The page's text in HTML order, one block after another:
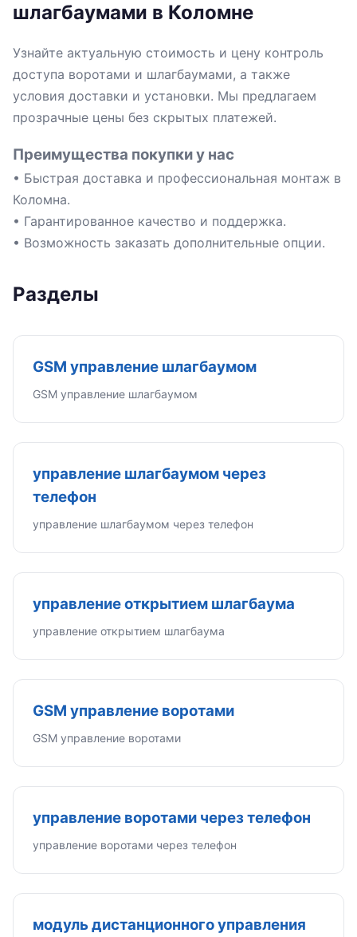
шлагбаумами в Коломне
Узнайте актуальную стоимость и цену контроль
доступа воротами и шлагбаумами, а также
условия доставки и установки. Мы предлагаем
прозрачные цены без скрытых платежей.
Преимущества покупки у нас
• Быстрая доставка и профессиональная монтаж в
Коломна.
• Гарантированное качество и поддержка.
• Возможность заказать дополнительные опции.
Разделы
GSM управление шлагбаумом
GSM управление шлагбаумом
управление шлагбаумом через
телефон
управление шлагбаумом через телефон
управление открытием шлагбаума
управление открытием шлагбаума
GSM управление воротами
GSM управление воротами
управление воротами через телефон
управление воротами через телефон
модуль дистанционного управления